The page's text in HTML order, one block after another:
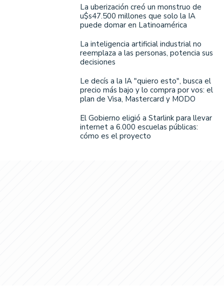
La uberización creó un monstruo de
u$s47.500 millones que solo la IA
puede domar en Latinoamérica
La inteligencia artificial industrial no
reemplaza a las personas, potencia sus
decisiones
Le decís a la IA "quiero esto", busca el
precio más bajo y lo compra por vos: el
plan de Visa, Mastercard y MODO
El Gobierno eligió a Starlink para llevar
internet a 6.000 escuelas públicas:
cómo es el proyecto